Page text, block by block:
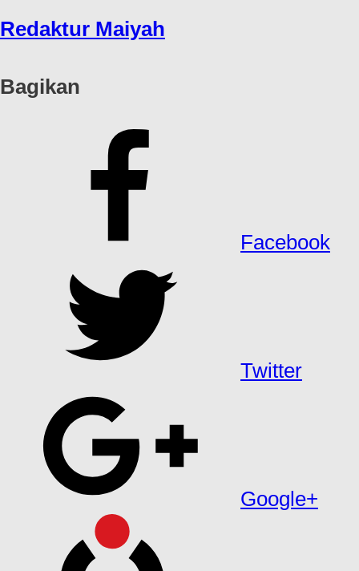
Redaktur Maiyah
Bagikan
Facebook
Twitter
Google+